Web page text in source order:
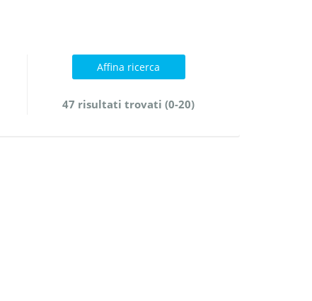
Affina ricerca
47 risultati trovati (0-20)